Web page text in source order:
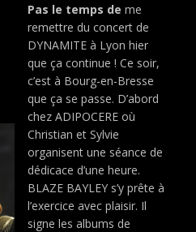
Pas le temps de me
remettre du concert de
DYNAMITE à Lyon hier
que ça continue ! Ce soir,
c’est à Bourg-en-Bresse
que ça se passe. D’abord
chez ADIPOCERE où
Christian et Sylvie
organisent une séance de
dédicace d’une heure.
BLAZE BAYLEY s’y prête à
l’exercice avec plaisir. Il
signe les albums de